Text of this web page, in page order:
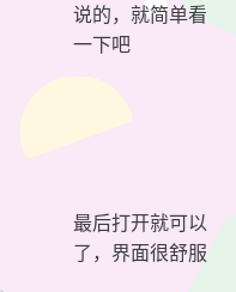
说的，就简单看
一下吧
最后打开就可以
了，界面很舒服